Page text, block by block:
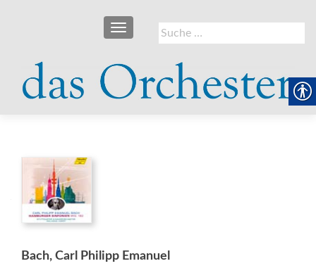
Suche
nach:
SCHALTE NAVIGATION
Bach, Carl Philipp Emanuel